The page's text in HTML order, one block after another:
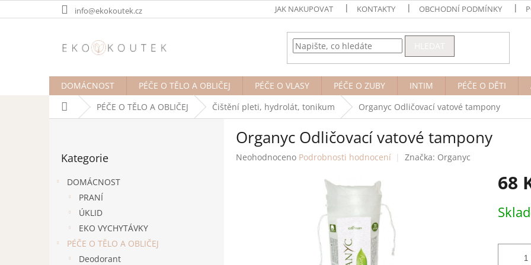
na
info@ekokoutek.cz JAK NAKUPOVAT KONTAKTY OBCHODNÍ PODMÍNKY
DOMÁCNOST PÉČE O TĚLO A OBLIČEJ PÉČE O VLASY PÉČE O ZUBY INTIM PÉČE O DĚTI
Domů PÉČE O TĚLO A OBLIČEJ Čištění pleti, hydrolát, tonikum Organyc Odličovací vatové tampony
kategorie
Kategorie
DOMÁCNOST
PRANÍ
ÚKLID
EKO VYCHYTÁVKY
PÉČE O TĚLO A OBLIČEJ
Deodorant
Organyc Odličovací vatové tampony
Průměrné
Neohodnoceno Podrobnosti hodnocení Značka: Organyc
68
cena: